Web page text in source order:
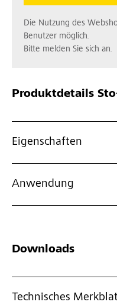
Die Nutzung des
Benutzer möglich.
Bitte melden Sie sich an.
Produktdetails
Eigenschaften
Anwendung
Downloads
Technisches